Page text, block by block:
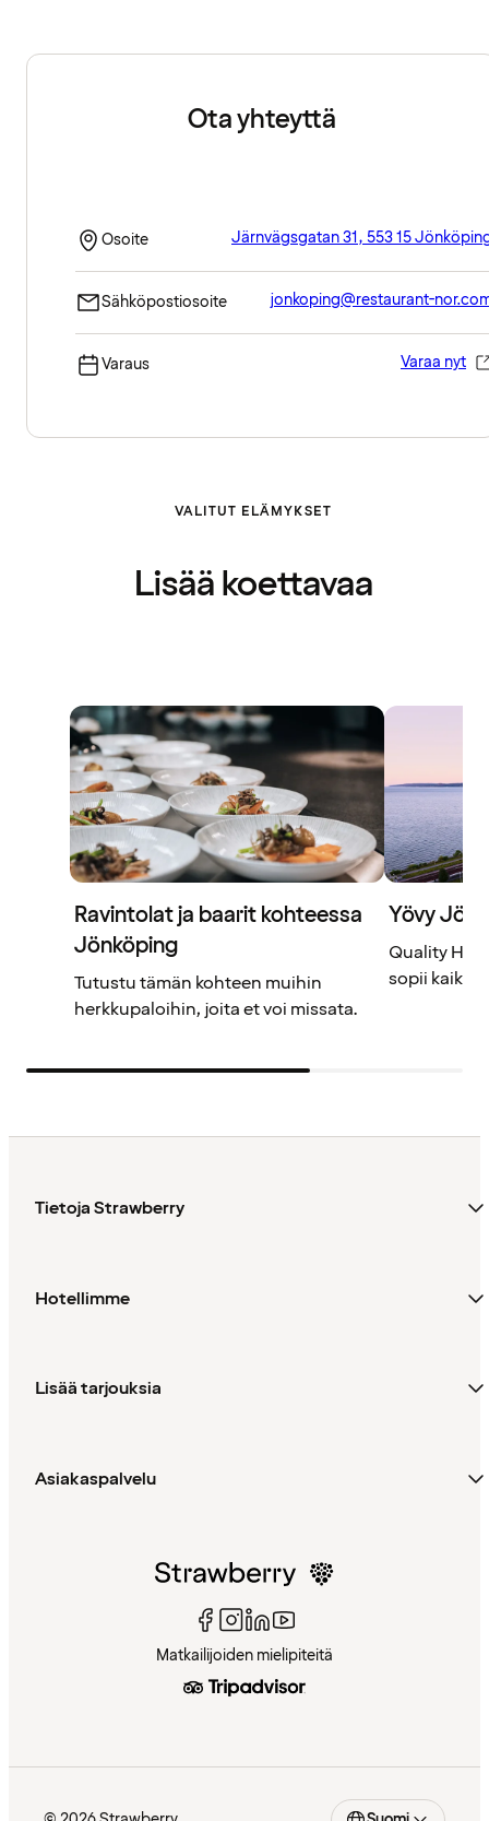
Ota yhteyttä
Osoite Järnvägsgatan 31, 553 15
Sähköpostiosoite jonkoping@restaurant-
Varaus Varaa nyt
VALITUT ELÄMYKSET
Lisää koettavaa
Ravintolat ja baarit kohteessa
Jönköping
Tutustu tämän kohteen muihin
herkkupaloihin, joita et voi missata.
Yövy
Quality
sopii
Tietoja Strawberry
Hotellimme
Lisää tarjouksia
Asiakaspalvelu
Matkailijoiden mielipiteitä